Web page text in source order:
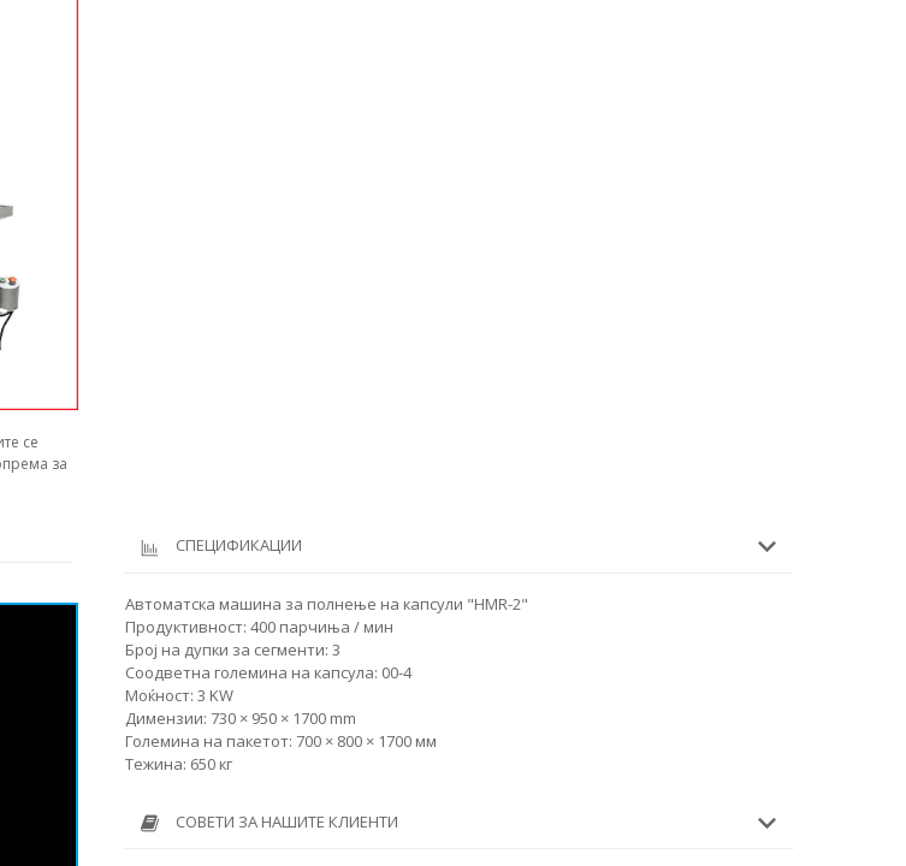
се
за
СПЕЦИФИКАЦИИ
Автоматска машина за полнење на капсули "HMR-2"
Продуктивност: 400 парчиња / мин
Број на дупки за сегменти: 3
Соодветна големина на капсула: 00-4
Моќност: 3 KW
Димензии: 730 × 950 × 1700 mm
Големина на пакетот: 700 × 800 × 1700 мм
Тежина: 650 кг
СОВЕТИ ЗА НАШИТЕ КЛИЕНТИ